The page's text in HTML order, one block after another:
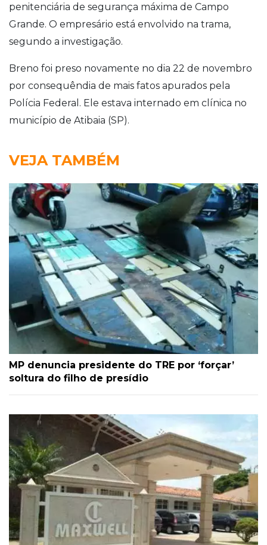
penitenciária de segurança máxima de Campo
Grande. O empresário está envolvido na trama,
segundo a investigação.
Breno foi preso novamente no dia 22 de novembro
por consequêndia de mais fatos apurados pela
Polícia Federal. Ele estava internado em clínica no
município de Atibaia (SP).
VEJA TAMBÉM
MP denuncia presidente do TRE por ‘forçar’
soltura do filho de presídio